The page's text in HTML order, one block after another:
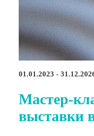
01.01.2023 -
Мастер-
выставки